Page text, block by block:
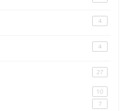
4
4
27
10
7